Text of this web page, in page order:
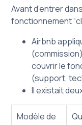
Avant d’entrer
fonctionnement
Airbnb
couvrir le
(support,
Il existait
Modèle de